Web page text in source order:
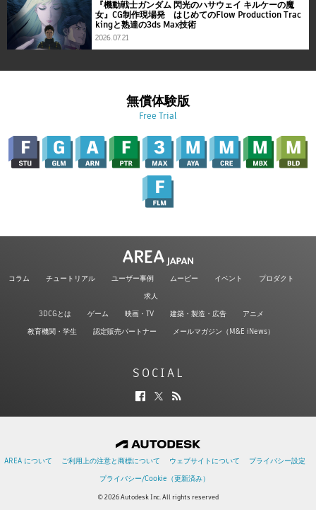
『機動戦士ガンダム 閃光のハサウェイ キルケーの魔
女』CG制作現場発 はじめてのFlow Production Trac
kingと熟達の3ds Max技術
2026.07.21
無償体験版
Free Trial
コラム チュートリアル ユーザー事例 ムービー イベント
プロダクト
求人
3DCGとは
ゲーム 映画・TV 建築・製造・広告
アニメ
教育機関・学生
認定販売パートナー メールマガジン（M&E iNews）
SOCIAL
AREA について ご利用上の注意と商標について ウェブサイトについて
プライバシー設定
プライバシー/Cookie（更新済み）
© 2026 Autodesk Inc. All rights reserved